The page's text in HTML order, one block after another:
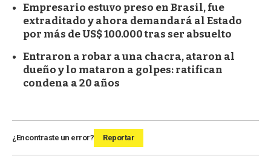
Empresario estuvo preso en Brasil, fue
extraditado y ahora demandará al Estado
por más de US$ 100.000 tras ser absuelto
Entraron a robar a una chacra, ataron al
dueño y lo mataron a golpes: ratifican
condena a 20 años
¿Encontraste un error? Reportar